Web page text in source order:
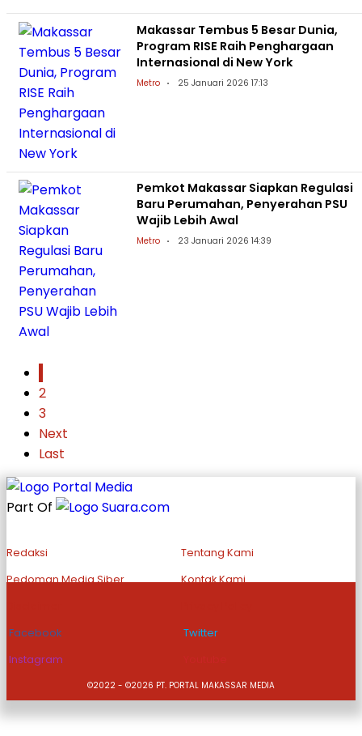
Makassar Tembus 5 Besar Dunia,
Program RISE Raih Penghargaan
Internasional di New York
Metro 25 Januari 2026 17:13
Pemkot Makassar Siapkan Regulasi
Baru Perumahan, Penyerahan PSU
Wajib Lebih Awal
Metro 23 Januari 2026 14:39
2
3
Next
Last
Part Of
Redaksi
Tentang Kami
Pedoman Media Siber
Kontak Kami
Facebook
Twitter
Instagram
©2022 - ©2026 PT. PORTAL MAKASSAR MEDIA